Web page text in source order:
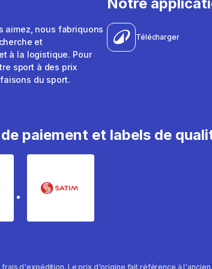
aimez, nous fabriquons
et
à la logistique. Pour
sport à des prix
faisons du sport.
Télécharger
paiement et labels de
frais d'expédition. Le prix d'origine fait référence à